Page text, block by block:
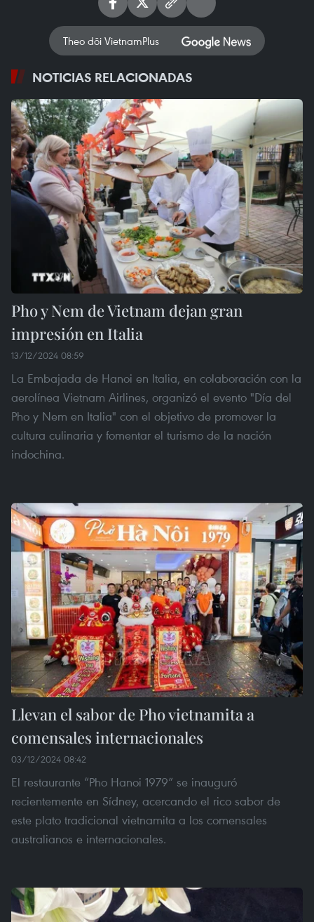
Theo dõi VietnamPlus
NOTICIAS RELACIONADAS
Pho y Nem de Vietnam dejan gran
impresión en Italia
13/12/2024 08:59
La Embajada de Hanoi en Italia, en colaboración con la
aerolínea Vietnam Airlines, organizó el evento "Día del
Pho y Nem en Italia" con el objetivo de promover la
cultura culinaria y fomentar el turismo de la nación
indochina.
Llevan el sabor de Pho vietnamita a
comensales internacionales
03/12/2024 08:42
El restaurante “Pho Hanoi 1979” se inauguró
recientemente en Sídney, acercando el rico sabor de
este plato tradicional vietnamita a los comensales
australianos e internacionales.